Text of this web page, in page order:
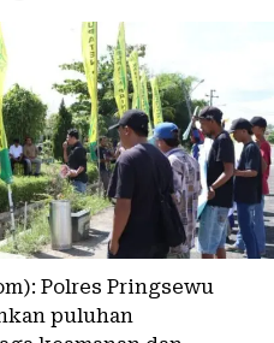
Polres Pringsewu
puluhan